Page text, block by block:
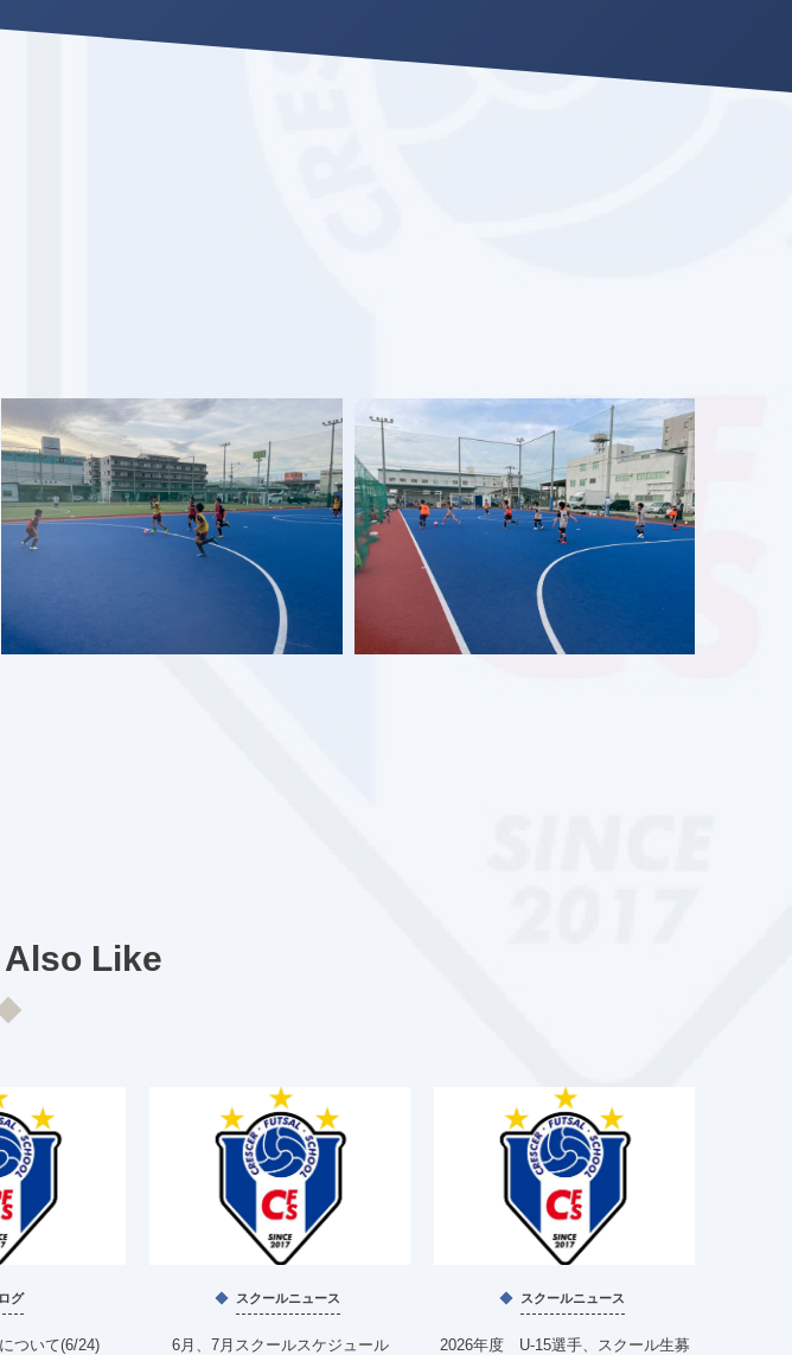
Like
グ
ついて(6/24)
スクールニュース
6月、7月スクールスケジュール
スクールニュース
2026年度 U-15選手、スクール生募